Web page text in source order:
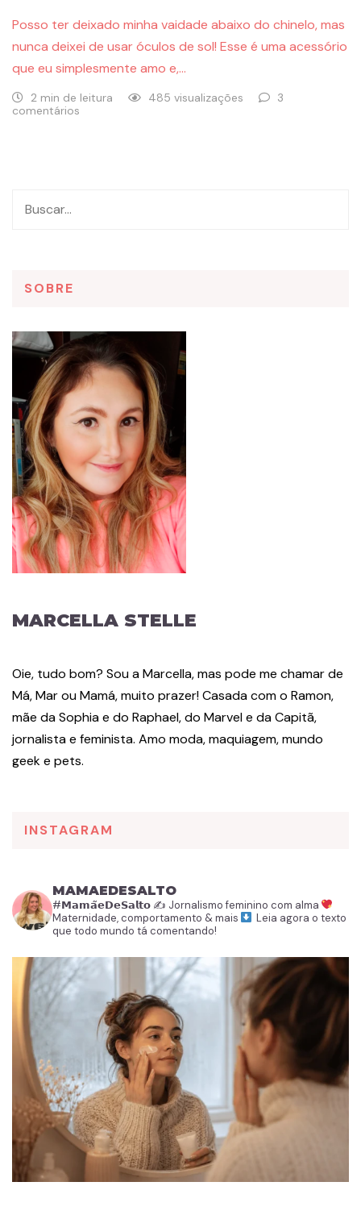
Posso ter deixado minha vaidade abaixo do chinelo, mas
nunca deixei de usar óculos de sol! Esse é uma acessório
que eu simplesmente amo e,…
2 min de leitura 485 visualizações
3
comentários
SOBRE
MARCELLA STELLE
Oie, tudo bom? Sou a Marcella, mas pode me chamar de
Má, Mar ou Mamá, muito prazer! Casada com o Ramon,
mãe da Sophia e do Raphael, do Marvel e da Capitã,
jornalista e feminista. Amo moda, maquiagem, mundo
geek e pets.
INSTAGRAM
MAMAEDESALTO
#𝗠𝗮𝗺𝗮̃𝗲𝗗𝗲𝗦𝗮𝗹𝘁𝗼 ✍️ Jornalismo feminino com alma
Maternidade, comportamento & mais
Leia agora o texto
que todo mundo tá comentando!